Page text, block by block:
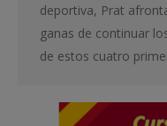
deportiva, Prat
ganas de continuar
de estos cuatro